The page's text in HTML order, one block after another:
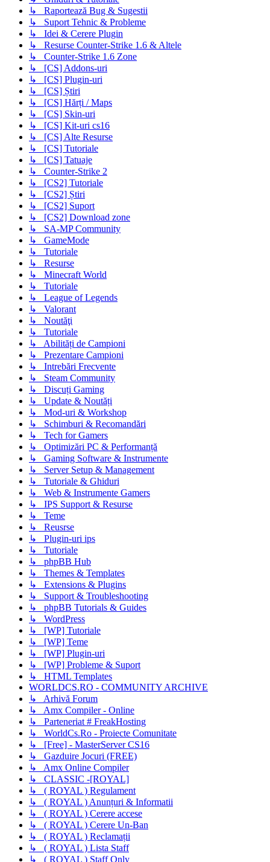
↳ Raportează Bug & Sugestii
↳ Suport Tehnic & Probleme
↳ Idei & Cerere Plugin
↳ Resurse Counter-Strike 1.6 & Altele
↳ Counter-Strike 1.6 Zone
↳ [CS] Addons-uri
↳ [CS] Plugin-uri
↳ [CS] Știri
↳ [CS] Hărți / Maps
↳ [CS] Skin-uri
↳ [CS] Kit-uri cs16
↳ [CS] Alte Resurse
↳ [CS] Tutoriale
↳ [CS] Tatuaje
↳ Counter-Strike 2
↳ [CS2] Tutoriale
↳ [CS2] Știri
↳ [CS2] Suport
↳ [CS2] Download zone
↳ SA-MP Community
↳ GameMode
↳ Tutoriale
↳ Resurse
↳ Minecraft World
↳ Tutoriale
↳ League of Legends
↳ Valorant
↳ Noutăţi
↳ Tutoriale
↳ Abilități de Campioni
↳ Prezentare Campioni
↳ Intrebări Frecvente
↳ Steam Community
↳ Discuți Gaming
↳ Update & Noutăți
↳ Mod-uri & Workshop
↳ Schimburi & Recomandări
↳ Tech for Gamers
↳ Optimizări PC & Performanță
↳ Gaming Software & Instrumente
↳ Server Setup & Management
↳ Tutoriale & Ghiduri
↳ Web & Instrumente Gamers
↳ IPS Support & Resurse
↳ Teme
↳ Reusrse
↳ Plugin-uri ips
↳ Tutoriale
↳ phpBB Hub
↳ Themes & Templates
↳ Extensions & Plugins
↳ Support & Troubleshooting
↳ phpBB Tutorials & Guides
↳ WordPress
↳ [WP] Tutoriale
↳ [WP] Teme
↳ [WP] Plugin-uri
↳ [WP] Probleme & Suport
↳ HTML Templates
WORLDCS.RO - COMMUNITY ARCHIVE
↳ Arhivă Forum
↳ Amx Compiler - Online
↳ Parteneriat # FreakHosting
↳ WorldCs.Ro - Proiecte Comunitate
↳ [Free] - MasterServer CS16
↳ Gazduire Jocuri (FREE)
↳ Amx Online Compiler
↳ CLASSIC -[ROYAL]
↳ ( ROYAL ) Regulament
↳ ( ROYAL ) Anunțuri & Informatii
↳ ( ROYAL ) Cerere accese
↳ ( ROYAL ) Cerere Un-Ban
↳ ( ROYAL ) Reclamații
↳ ( ROYAL ) Lista Staff
↳ ( ROYAL ) Staff Only